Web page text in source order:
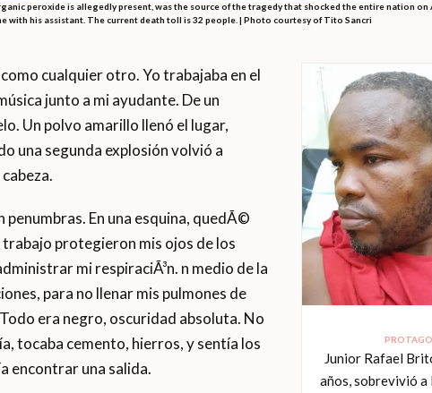
peroxide is allegedly present, was the source of the tragedy that shocked the entire nation on
with his assistant. The current death toll is 32 people. | Photo courtesy of Tito Sancri
Junior Rafael
años, sobrevivió a
cualquier otro. Yo trabajaba en el
junto a mi ayudante. De un
Un polvo amarillo llenó el lugar,
una segunda explosión volvió a
En una esquina, quedÃ©
protegieron mis ojos de los
mi respiraciÃ³n. n medio de la
para no llenar mis pulmones de
era negro, oscuridad absoluta. No
tocaba cemento, hierros, y sentía los
encontrar una salida.